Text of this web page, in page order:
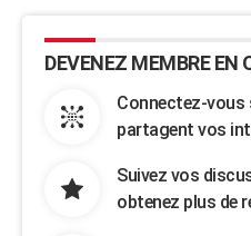
DEVENEZ MEMBRE EN
Connectez-vous
partagent vos
Suivez vos
obtenez plus de